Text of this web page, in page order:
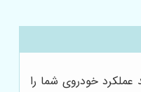
عملکرد خودروی شما را